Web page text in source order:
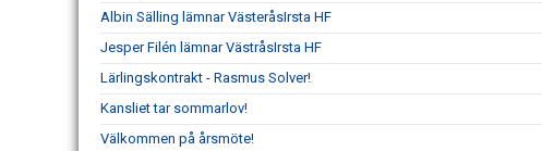
Albin Sälling lämnar VästeråsIrsta HF
Jesper Filén lämnar VästråsIrsta HF
Lärlingskontrakt - Rasmus Solver!
Kansliet tar sommarlov!
Välkommen på årsmöte!